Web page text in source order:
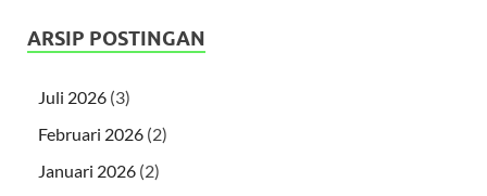
ARSIP POSTINGAN
Juli 2026 (3)
Februari 2026 (2)
Januari 2026 (2)